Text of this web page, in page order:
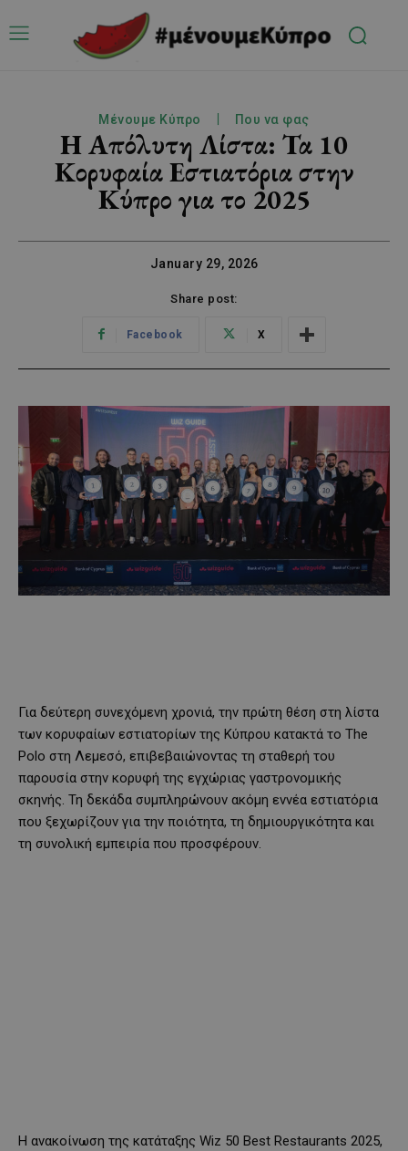
Μένουμε Κύπρο Που να φας
Η Απόλυτη Λίστα: Τα 10
Κορυφαία Εστιατόρια στην
Κύπρο για το 2025
January 29, 2026
Share post:
Facebook X
Για δεύτερη συνεχόμενη χρονιά, την πρώτη θέση στη λίστα
των κορυφαίων εστιατορίων της Κύπρου κατακτά το The
Polo στη Λεμεσό, επιβεβαιώνοντας τη σταθερή του
παρουσία στην κορυφή της εγχώριας γαστρονομικής
σκηνής. Τη δεκάδα συμπληρώνουν ακόμη εννέα εστιατόρια
που ξεχωρίζουν για την ποιότητα, τη δημιουργικότητα και
τη συνολική εμπειρία που προσφέρουν.
Η ανακοίνωση της κατάταξης Wiz 50 Best Restaurants 2025,